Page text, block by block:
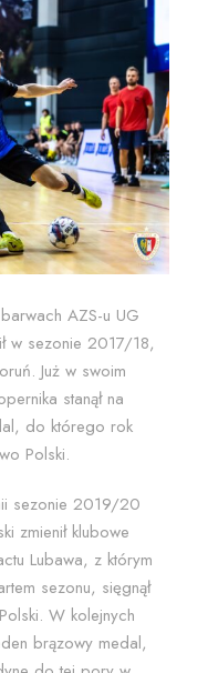
AZS-u UG
w sezonie 2017/18,
Już w swoim
stanął na
do którego rok
Polski.
sezonie 2019/20
zmienił klubowe
Lubawa, z którym
sezonu, sięgnął
W kolejnych
brązowy medal,